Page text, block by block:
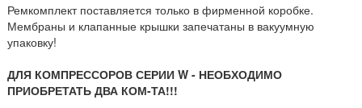
Ремкомплект поставляется только в фирменной коробке.
Мембраны и клапанные крышки запечатаны в вакуумную
упаковку!
ДЛЯ КОМПРЕССОРОВ СЕРИИ W - НЕОБХОДИМО
ПРИОБРЕТАТЬ ДВА КОМ-ТА!!!